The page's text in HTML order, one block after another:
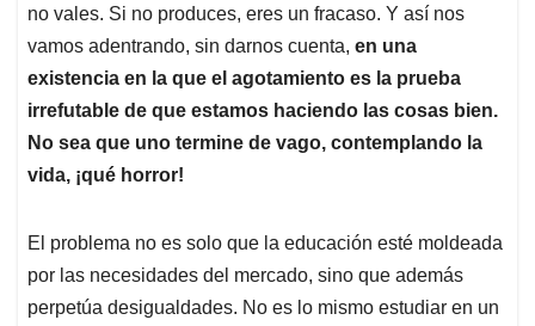
no vales. Si no produces, eres un fracaso. Y así nos
vamos adentrando, sin darnos cuenta, en una
existencia en la que el agotamiento es la prueba
irrefutable de que estamos haciendo las cosas bien.
No sea que uno termine de vago, contemplando la
vida, ¡qué horror!
El problema no es solo que la educación esté moldeada
por las necesidades del mercado, sino que además
perpetúa desigualdades. No es lo mismo estudiar en un